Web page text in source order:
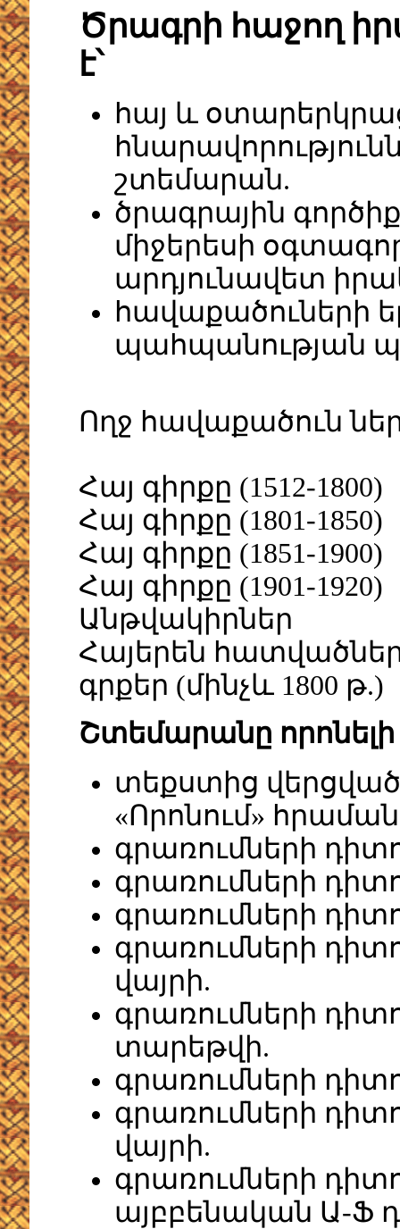
Ծրագրի հաջող
է՝
հայ և
շտեմարան.
ծրագրային
միջերեսի
արդյունավետ
հավաքածուների
պահպանության
Ողջ հավաքածուն
Հայ գիրքը (1512-1800)
Հայ գիրքը (1801-1850)
Հայ գիրքը (1851-1900)
Հայ գիրքը (1901-1920)
Անթվակիրներ
Հայերեն
գրքեր (մինչև 1800 թ.)
Շտեմարանը որոնելի
տեքստից
«Որոնում»
գրառումների
գրառումների
գրառումների
գրառումների
վայրի.
գրառումների
տարեթվի.
գրառումների
գրառումների
վայրի.
գրառումների
այբբենական Ա-Ֆ